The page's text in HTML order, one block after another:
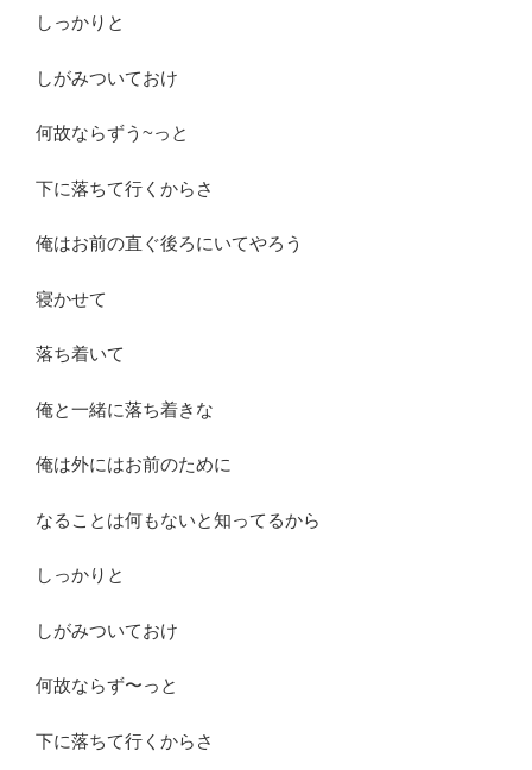
しっかりと
しがみついておけ
何故ならずう~っと
下に落ちて行くからさ
俺はお前の直ぐ後ろにいてやろう
寝かせて
落ち着いて
俺と一緒に落ち着きな
俺は外にはお前のために
なることは何もないと知ってるから
しっかりと
しがみついておけ
何故ならず〜っと
下に落ちて行くからさ